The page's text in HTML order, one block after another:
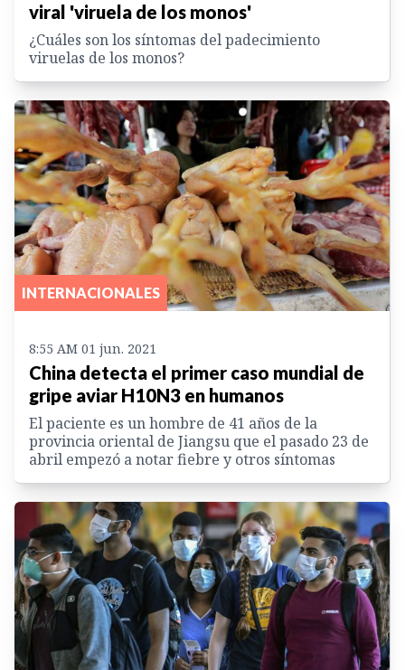
viral 'viruela de los monos'
¿Cuáles son los síntomas del padecimiento
viruelas de los monos?
INTERNACIONALES
8:55 AM 01 jun. 2021
China detecta el primer caso mundial de
gripe aviar H10N3 en humanos
El paciente es un hombre de 41 años de la
provincia oriental de Jiangsu que el pasado 23 de
abril empezó a notar fiebre y otros síntomas